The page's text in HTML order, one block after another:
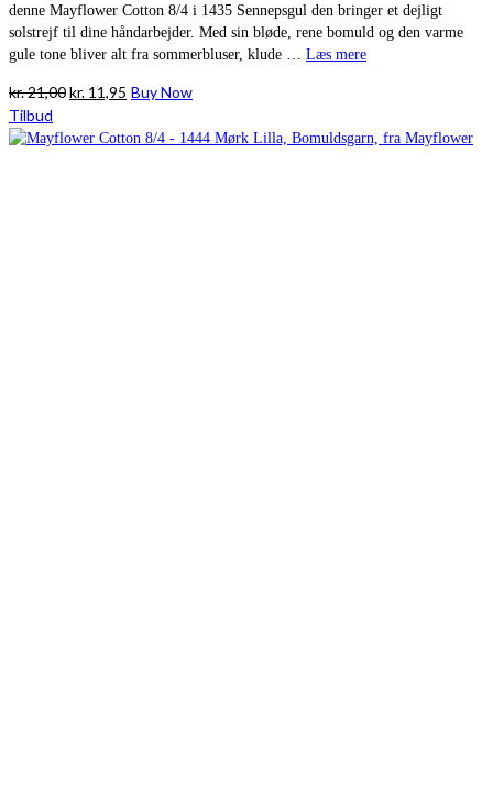
denne Mayflower Cotton 8/4 i 1435 Sennepsgul den bringer et dejligt
solstrejf til dine håndarbejder. Med sin bløde, rene bomuld og den varme
gule tone bliver alt fra sommerbluser, klude … Læs mere
kr.21,00Den
pris
kr. 11,95 Den
pris
Buy Now
Tilbud